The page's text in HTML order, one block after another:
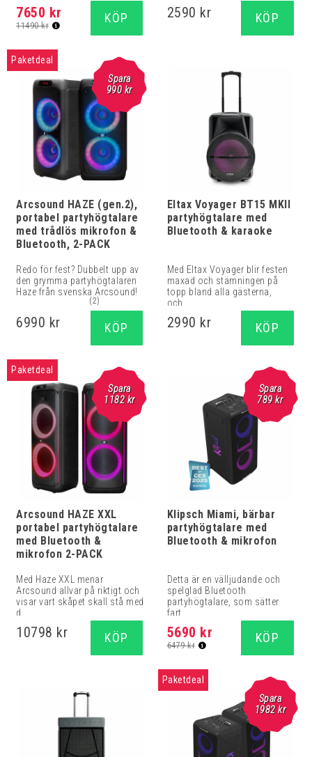
7650 kr
11490 kr
KÖP 2590 kr KÖP
Spara
990 kr
Paketdeal
Arcsound HAZE (gen.2),
portabel partyhögtalare
med trådlös mikrofon &
Bluetooth, 2-PACK
Redo för fest? Dubbelt upp av
den grymma partyhögtalaren
Haze från svenska Arcsound!
(2)
6990 kr KÖP
Eltax Voyager BT15 MKII
partyhögtalare med
Bluetooth & karaoke
Med Eltax Voyager blir festen
maxad och stämningen på
topp bland alla gästerna,
och...
2990 kr KÖP
Spara
1182 kr
Paketdeal
Arcsound HAZE XXL
portabel partyhögtalare
med Bluetooth &
mikrofon 2-PACK
Med Haze XXL menar
Arcsound allvar på riktigt och
visar vart skåpet skall stå med
d...
10798 kr KÖP
Spara
789kr
Klipsch Miami, bärbar
partyhögtalare med
Bluetooth & mikrofon
Detta är en välljudande och
spelglad Bluetooth
partyhögtalare, som sätter
fart...
5690 kr
6479 kr
KÖP
Spara
1982 kr
Paketdeal